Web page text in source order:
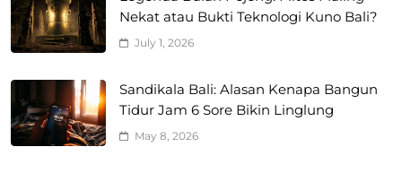
Nekat atau Bukti Teknologi Kuno Bali?
July 1, 2026
Sandikala Bali: Alasan Kenapa Bangun
Tidur Jam 6 Sore Bikin Linglung
May 8, 2026